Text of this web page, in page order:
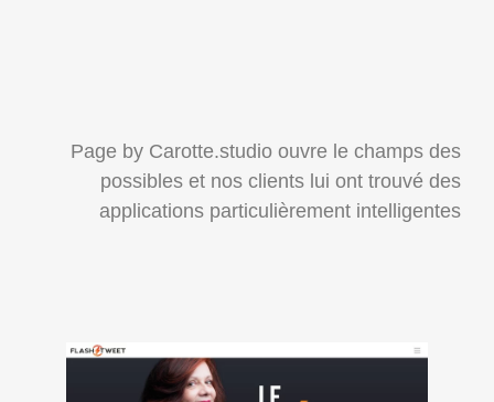
Page by Carotte.studio ouvre le champs des
possibles et nos clients lui ont trouvé des
applications particulièrement intelligentes